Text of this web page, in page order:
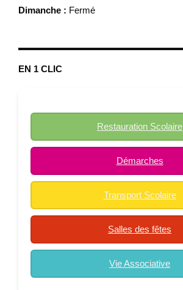
Dimanche : Fermé
EN 1 CLIC
Restauration Scolaire
Démarches
Transport Scolaire
Salles des fêtes
Vie Associative